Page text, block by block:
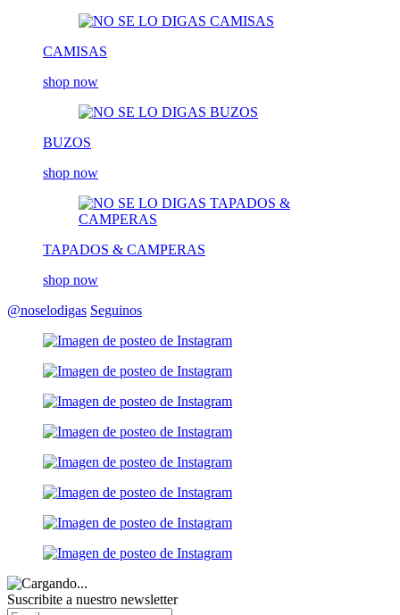
CAMISAS
shop now
BUZOS
shop now
TAPADOS & CAMPERAS
shop now
@noselodigas Seguinos
Suscribite a nuestro newsletter